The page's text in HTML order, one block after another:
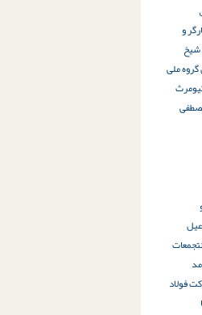
و
شیخ
گروه ملی
تجمعات
فولاد